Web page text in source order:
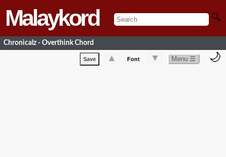
Malaykord 🔍
Chronicalz - Overthink Chord
Save ▲ Font ▼ Menu ☰ 🌙